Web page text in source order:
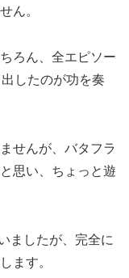
ん。
ろん、全エピソー
したのが功を奏
せんが、バタフラ
思い、ちょっと遊
ましたが、完全に
ます。